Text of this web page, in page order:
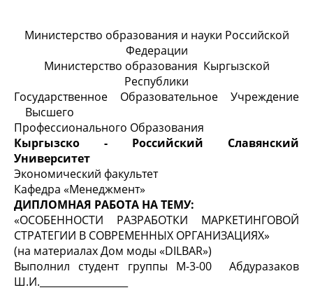
Министерство образования и науки Российской
Федерации
Министерство образования Кыргызской
Республики
Государственное Образовательное Учреждение
Высшего
Профессионального Образования
Кыргызско - Российский Славянский
Университет
Экономический факультет
Кафедра «Менеджмент»
ДИПЛОМНАЯ РАБОТА НА ТЕМУ:
«ОСОБЕННОСТИ РАЗРАБОТКИ МАРКЕТИНГОВОЙ
СТРАТЕГИИ В СОВРЕМЕННЫХ ОРГАНИЗАЦИЯХ»
(на материалах Дом моды «DILBAR»)
Выполнил студент группы М-3-00 Абдуразаков
Ш.И.__________________